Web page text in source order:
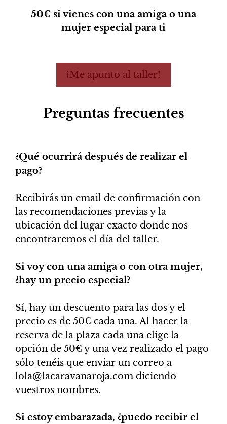
50€ si vienes con una amiga o una
mujer especial para ti
¡Me apunto al taller!
Preguntas frecuentes
¿Qué ocurrirá después de realizar el
pago?
Recibirás un email de confirmación con
las recomendaciones previas y la
ubicación del lugar exacto donde nos
encontraremos el día del taller.
Si voy con una amiga o con otra mujer,
¿hay un precio especial?
Sí, hay un descuento para las dos y el
precio es de 50€ cada una. Al hacer la
reserva de la plaza cada una elige la
opción de 50€ y una vez realizado el pago
sólo tenéis que enviar un correo a
lola@lacaravanaroja.com diciendo
vuestros nombres.
Si estoy embarazada, ¿puedo recibir el